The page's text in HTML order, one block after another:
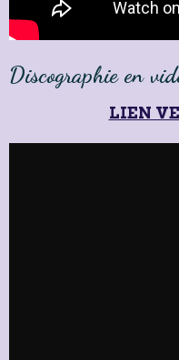
Discographie en
LIEN